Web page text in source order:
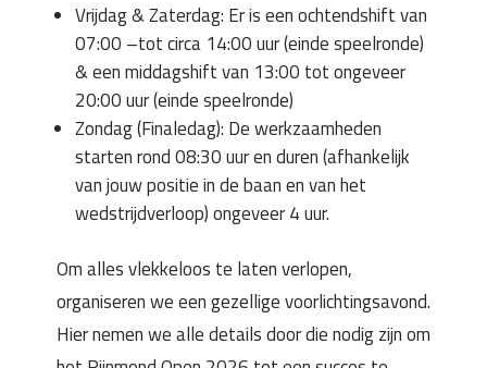
Vrijdag & Zaterdag: Er is een ochtendshift van
07:00 –tot circa 14:00 uur (einde speelronde)
& een middagshift van 13:00 tot ongeveer
20:00 uur (einde speelronde)
Zondag (Finaledag): De werkzaamheden
starten rond 08:30 uur en duren (afhankelijk
van jouw positie in de baan en van het
wedstrijdverloop) ongeveer 4 uur.
Om alles vlekkeloos te laten verlopen,
organiseren we een gezellige voorlichtingsavond.
Hier nemen we alle details door die nodig zijn om